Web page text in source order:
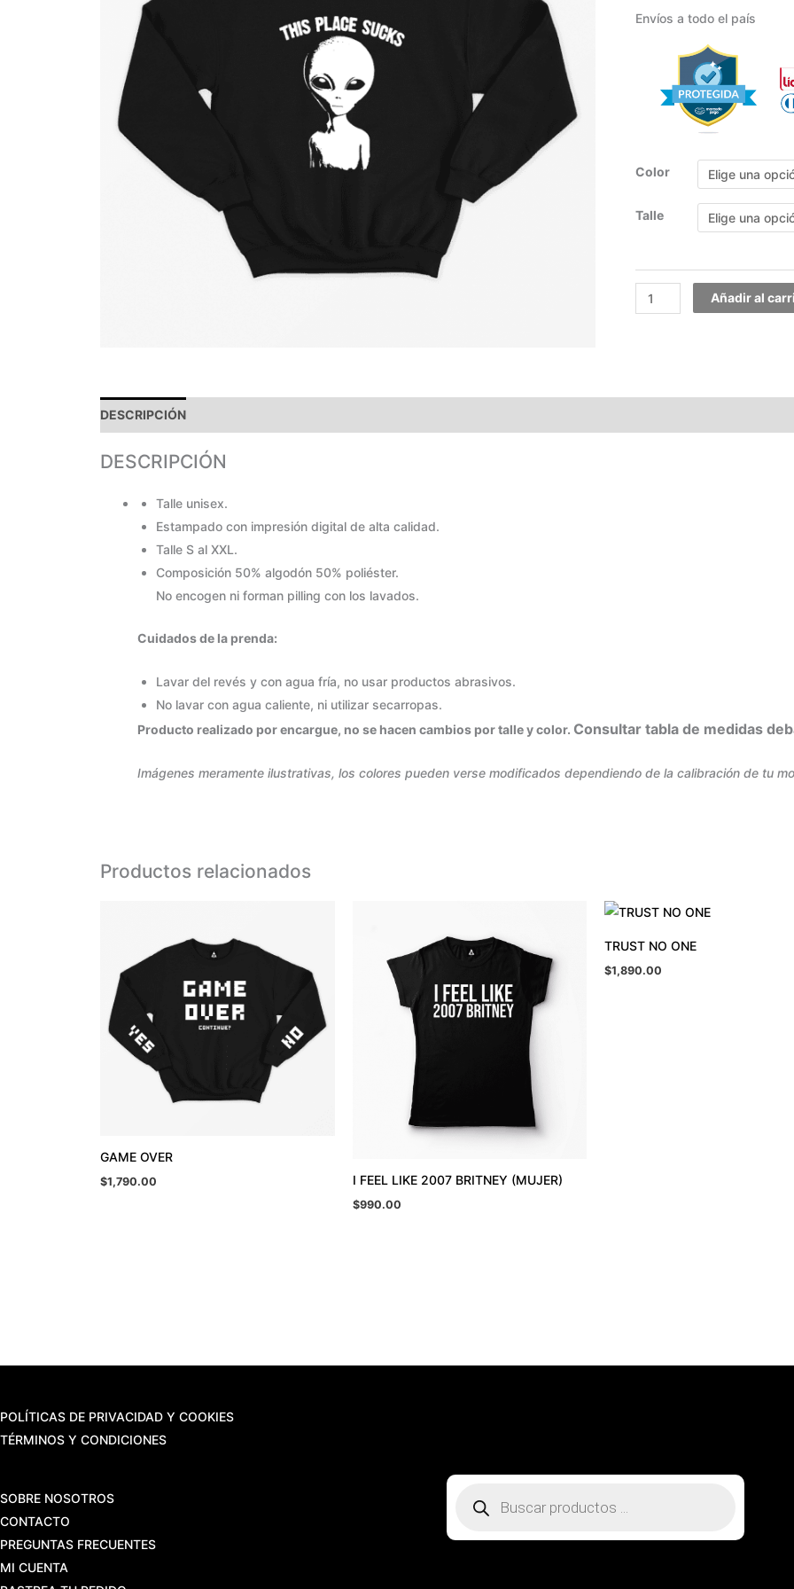
Envíos a todo el país
Color
Talle
Añadir al
DESCRIPCIÓN
DESCRIPCIÓN
Talle unisex.
Estampado con impresión digital de alta calidad.
Talle S al XXL.
Composición 50% algodón 50% poliéster.
No encogen ni forman pilling con los lavados.
Cuidados de la prenda:
Lavar del revés y con agua fría, no usar productos abrasivos.
No lavar con agua caliente, ni utilizar secarropas.
Producto realizado por encargue, no se hacen cambios por talle y color. Consultar tabla de medidas
Imágenes meramente ilustrativas, los colores pueden verse modificados dependiendo de la calibración de tu
Productos relacionados
GAME OVER
$1,790.00 I FEEL LIKE 2007 BRITNEY (MUJER)
$990.00
TRUST NO ONE
$1,890.00
POLÍTICAS DE PRIVACIDAD Y COOKIES
TÉRMINOS Y CONDICIONES
SOBRE NOSOTROS
CONTACTO
PREGUNTAS FRECUENTES
MI CUENTA
Búsqueda
productos